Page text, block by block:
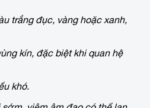
trắng đục, vàng hoặc xanh,
kín, đặc biệt khi quan hệ
khó.